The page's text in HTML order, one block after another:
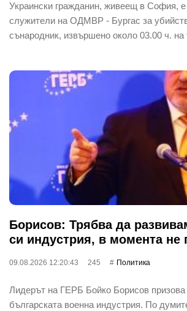
Украински гражданин, живеещ в София,
служители на ОДМВР - Бургас за
сънародник, извършено около 03.00 ч.
Борисов: Трябва да
си индустрия, в момента не
09.08.2026 12:20:43 245 Политика
Лидерът на ГЕРБ Бойко Борисов призова
българската военна индустрия. По